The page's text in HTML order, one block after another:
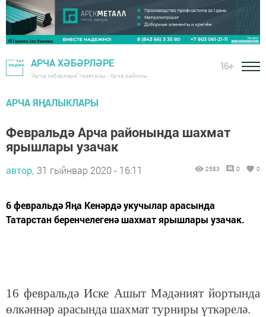
АРЧА ХӘБӘРЛӘРЕ
"Арча хәбәрләре" газетасы - Арча районы
16+
АРЧА ЯҢАЛЫКЛАРЫ
Февральдә Арча районында шахмат
ярышлары узачак
автор, 31 гыйнвар 2020 - 16:11 2583 0 0
6 февральдә Яңа Кенәрдә укучылар арасында
Татарстан беренчелегенә шахмат ярышлары узачак.
16 февральдә Иске Ашыт Мәдәният йортында
өлкәннәр арасында шахмат турниры үткәрелә.